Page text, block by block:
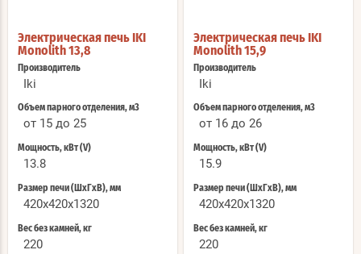
Электрическая печь IKI
Monolith 13,8
Производитель
Iki
Объем парного отделения, м3
от 15 до 25
Мощность, кВт (V)
13.8
Размер печи (ШхГхВ), мм
420x420x1320
Вес без камней, кг
220
Электрическая печь IKI
Monolith 15,9
Производитель
Iki
Объем парного отделения, м3
от 16 до 26
Мощность, кВт (V)
15.9
Размер печи (ШхГхВ), мм
420x420x1320
Вес без камней, кг
220